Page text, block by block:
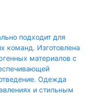
подходит для
команд. Изготовлена
материалов с
Одежда
и стильным